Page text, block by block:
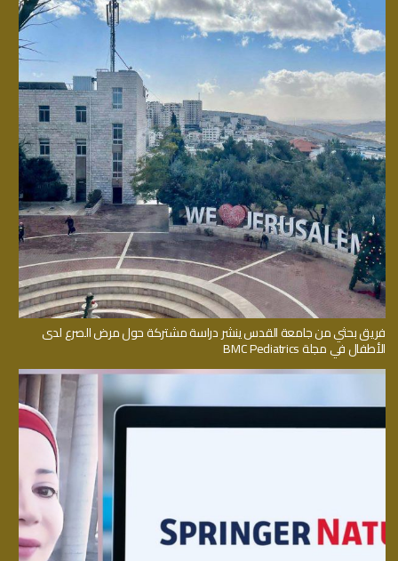
فريق بحثي من جامعة القدس ينشر دراسة مشتركة حول مرض الصرع لدى
الأطفال في مجلة BMC Pediatrics